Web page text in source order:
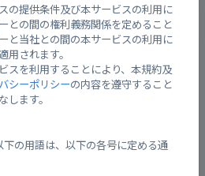
の提供条件及び本サービスの利用に
との間の権利義務関係を定めること
と当社との間の本サービスの利用に
用されます。
スを利用することにより、本規約及
シーポリシーの内容を遵守すること
します。
の用語は、以下の各号に定める通
開設状況 混雑状
体育館，教室） 閉鎖中